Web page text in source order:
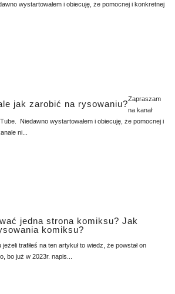
wystartowałem i obiecuję, że pomocnej i konkretnej
jak zarobić na rysowaniu?Zapraszam
na kanał
Niedawno wystartowałem i obiecuję, że pomocnej i
ni...
jedna strona komiksu? Jak
komiksu?
trafiłeś na ten artykuł to wiedz, że powstał on
bo już w 2023r. napis...